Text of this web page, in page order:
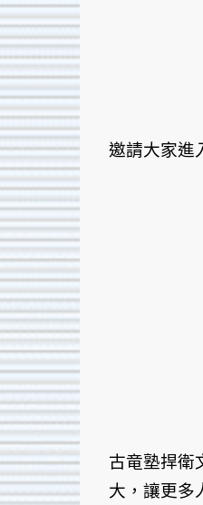
邀請大家進
古竜塾捍衛
大，讓更多